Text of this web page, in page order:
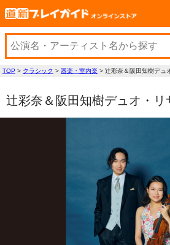
TOP > クラシック > 器楽・室内楽 > 辻󠄀彩奈＆阪田知樹デュ
辻󠄀彩奈＆阪田知樹デュオ・リ